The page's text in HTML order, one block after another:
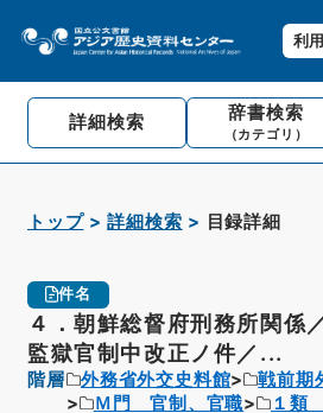
利
詳細検索 辞書検索
（カテゴリ）
トップ 詳細検索 目録詳細
件名
４．朝鮮総督府刑務所関係
監獄官制中改正ノ件／...
階層 外務省外交史料館
戦前期
Ｍ門 官制、官職
１類